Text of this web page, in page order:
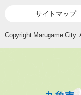
サイトマップ
Copyright Marugame City.